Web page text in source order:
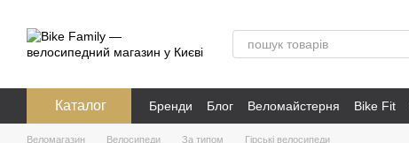
Каталог Бренди Блог Веломайстерня Bike Fit
Розпродаж
Публічна оферта
Веломагазин Велосипеди За типом Гірські велосипеди